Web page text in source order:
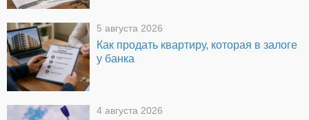
5 августа 2026
Как продать квартиру, которая в залоге
у банка
4 августа 2026